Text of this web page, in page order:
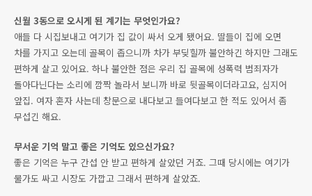
신월 3동으로 오시게 된 계기는 무엇인가요?
애들 다 시집보내고 여기가 집 값이 싸서 오게 됐어요. 딸들이 집에 오면
차를 가지고 오는데 골목이 좁으니까 차가 부딪힐까 불안하긴 하지만 그래도
편하게 살고 있어요. 하나 불안한 점은 우리 집 골목에 성폭력 범죄자가
돌아다닌다는 소리에 깜짝 놀라서 보니까 바로 뒷골목이더라고요, 심지어
앞집. 여자 혼자 사는데 창문으로 내다보고 들여다보고 한 적도 있어서 좀
무섭긴 해요.
무서운 기억 말고 좋은 기억도 있으신가요?
좋은 기억은 누구 간섭 안 받고 편하게 살았던 거죠. 그때 당시에는 여기가
물가도 싸고 시장도 가깝고 그래서 편하게 살았죠.